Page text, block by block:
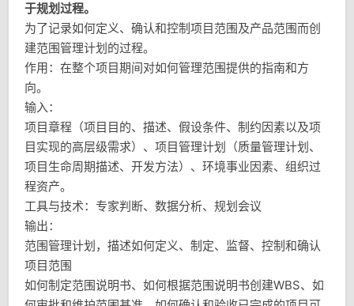
于规划过程。
为了记录如何定义、确认和控制项目范围及产品范围而创
建范围管理计划的过程。
作用：在整个项目期间对如何管理范围提供的指南和方
向。
输入：
项目章程（项目目的、描述、假设条件、制约因素以及项
目实现的高层级需求）、项目管理计划（质量管理计划、
项目生命周期描述、开发方法）、环境事业因素、组织过
程资产。
工具与技术：专家判断、数据分析、规划会议
输出：
范围管理计划，描述如何定义、制定、监督、控制和确认
项目范围
如何制定范围说明书、如何根据范围说明书创建WBS、如